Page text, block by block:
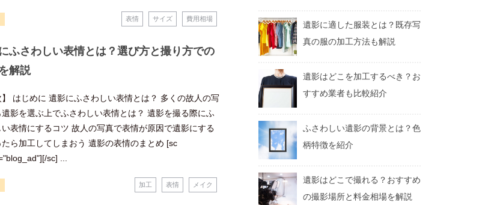
表情 サイズ 費用相場
ふさわしい表情とは？選び方と撮り方での
解説
】 はじめに 遺影にふさわしい表情とは？ 多くの故人の写
影を選ぶ上でふさわしい表情とは？ 遺影を撮る際にふ
い表情にするコツ 故人の写真で表情が原因で遺影にする
ら加工してしまおう 遺影の表情のまとめ [sc
sc] ...
加工 表情 メイク
遺影に適した服装とは？既存写
真の服の加工方法も解説
遺影はどこを加工するべき？お
すすめ業者も比較紹介
ふさわしい遺影の背景とは？色
柄特徴を紹介
遺影はどこで撮れる？おすすめ
の撮影場所と料金相場を解説